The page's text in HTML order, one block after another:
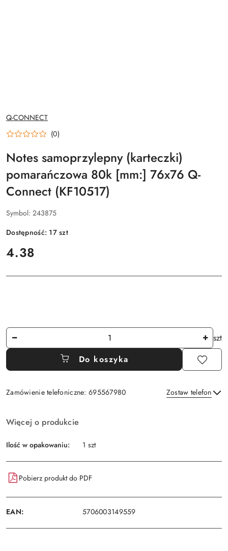
NAZWA
PRODUCENTA:
Q-CONNECT
(0)
Notes samoprzylepny (karteczki)
pomarańczowa 80k [mm:] 76x76 Q-
Connect (KF10517)
Symbol: 243875
Dostępność: 17szt
cena:
4.38
Ilość
szt
Do koszyka
Zamówienie telefoniczne: 695567980 Zostaw telefon
i
dostawa
Więcej o produkcie
Ilość w opakowaniu: 1 szt
Pobierz produkt do PDF
EAN: 5706003149559